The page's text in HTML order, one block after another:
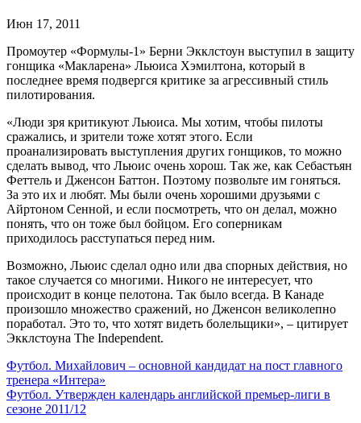
Июн 17, 2011
Промоутер «Формулы-1» Берни Экклстоун выступил в защиту
гонщика «Макларена» Льюиса Хэмилтона, который в
последнее время подвергся критике за агрессивный стиль
пилотирования.
«Люди зря критикуют Льюиса. Мы хотим, чтобы пилоты
сражались, и зрители тоже хотят этого. Если
проанализировать выступления других гонщиков, то можно
сделать вывод, что Льюис очень хорош. Так же, как Себастьян
Феттель и Дженсон Баттон. Поэтому позвольте им гоняться.
За это их и любят. Мы были очень хорошими друзьями с
Айртоном Сенной, и если посмотреть, что он делал, можно
понять, что он тоже был бойцом. Его соперникам
приходилось расступаться перед ним.
Возможно, Льюис сделал одно или два спорных действия, но
такое случается со многими. Никого не интересует, что
происходит в конце пелотона. Так было всегда. В Канаде
произошло множество сражений, но Дженсон великолепно
поработал. Это то, что хотят видеть болельщики», – цитирует
Экклстоуна The Independent.
Навигация
по
записям
Футбол. Михайлович – основной кандидат на пост главного
тренера «Интера»
Футбол. Утвержден календарь английской премьер-лиги в
сезоне 2011/12